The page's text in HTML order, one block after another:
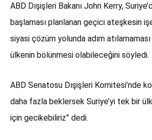
ABD Dışişleri Bakanı John Kerry,
başlaması planlanan geçici ateşkesin
siyasi çözüm yolunda adım atılamaması
ülkenin bölünmesi olabileceğini söyledi.
ABD Senatosu Dışişleri Komitesi’nde
daha fazla beklersek Suriye’yi tek bir
için gecikebiliriz” dedi.